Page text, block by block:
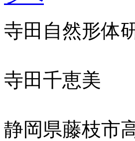
寺田自然形体
寺田千恵美
静岡県藤枝市